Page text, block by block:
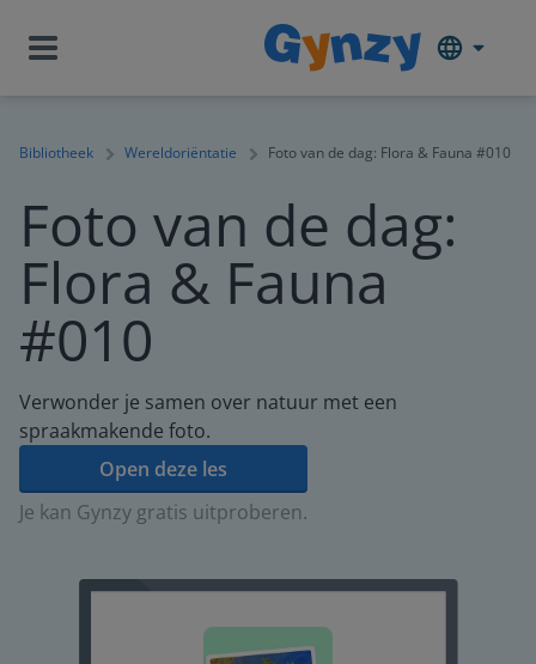
Bibliotheek Wereldoriëntatie Foto van de dag: Flora & Fauna #010
Foto van de dag:
Flora & Fauna
#010
Verwonder je samen over natuur met een
spraakmakende foto.
Open deze les
Je kan Gynzy gratis uitproberen.